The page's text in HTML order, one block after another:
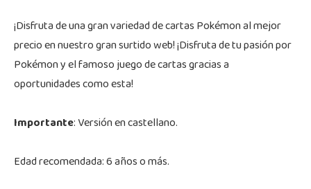
¡Disfruta de una gran variedad de cartas Pokémon al mejor
precio en nuestro gran surtido web! ¡Disfruta de tu pasión por
Pokémon y el famoso juego de cartas gracias a
oportunidades como esta!
Importante: Versión en castellano.
Edad recomendada: 6 años o más.